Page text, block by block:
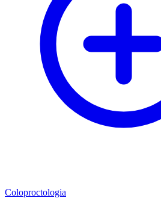
Coloproctologia